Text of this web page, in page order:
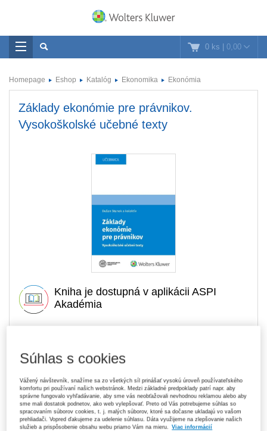
0 ks | 0,00
Homepage Eshop Katalóg Ekonomika Ekonómia
Základy ekonómie pre právnikov.
Vysokoškolské učebné texty
Kniha je dostupná v aplikácii ASPI
Akadémia
Na sklade- expedujeme ihneď. U vás do 3 prac. dní
119,70 €
Predplatné 6 mesiacov ASPI Akadémia
V predaji
E-kniha je dostupná výhradne prostredníctvom aplikácie ASPI
Akadémia. Čo je ASPI Akadémia?
Súhlas s cookies
Vážený návštevník, snažíme sa zo všetkých síl prinášať vysokú úroveň používateľského
komfortu pri používaní našich webstránok. Medzi základné predpoklady patrí napr. aby
správne fungovalo vyhľadávanie, aby sme vás neobťažovali nevhodnou reklamou alebo aby
sme mali dostatok podnetov, ako web vylepšovať. Preto od Vás potrebujeme súhlas so
spracovaním súborov cookies, t. j. malých súborov, ktoré sa dočasne ukladajú vo vašom
prehliadači. Vopred ďakujeme za udelenie súhlasu. Dáta využijeme na zlepšovanie našich
služieb a prispôsobenie obsahu webu priamo Vám na mieru.
Viac informácií